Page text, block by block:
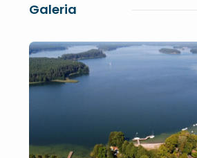
Galeria